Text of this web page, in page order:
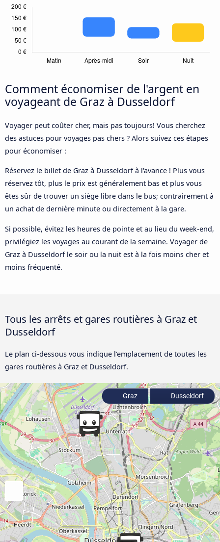
Comment économiser de l'argent en
voyageant de Graz à Dusseldorf
Voyager peut coûter cher, mais pas toujours! Vous cherchez
des astuces pour voyages pas chers ? Alors suivez ces étapes
pour économiser :
Réservez le billet de Graz à Dusseldorf à l'avance ! Plus vous
réservez tôt, plus le prix est généralement bas et plus vous
êtes sûr de trouver un siège libre dans le bus; contrairement à
un achat de dernière minute ou directement à la gare.
Si possible, évitez les heures de pointe et au lieu du week-end,
privilégiez les voyages au courant de la semaine. Voyager de
Graz à Dusseldorf le soir ou la nuit est à la fois moins cher et
moins fréquenté.
Tous les arrêts et gares routières à Graz et
Dusseldorf
Le plan ci-dessous vous indique l'emplacement de toutes les
gares routières à Graz et Dusseldorf.
Graz Dusseldorf